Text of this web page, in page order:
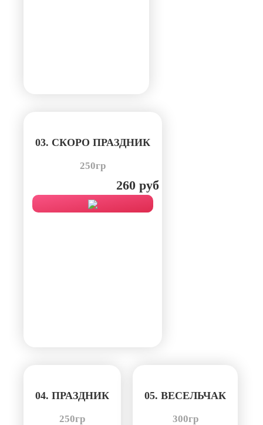
03. СКОРО ПРАЗДНИК
250гр
260 руб
04. ПРАЗДНИК
250гр
05. ВЕСЕЛЬЧАК
300гр